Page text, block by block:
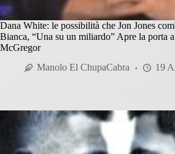
Dana White: le possibilità che Jon Jones
Bianca, “Una su un miliardo” Apre la porta
McGregor
Manolo El ChupaCabra
19